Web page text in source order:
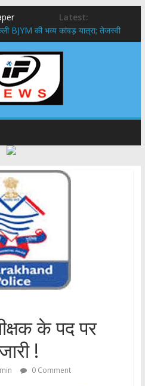
Latest:
BJYM की भव्य कांवड़ यात्रा; तेजस्वी
की कामना
AE और JE निलंबित, सीएम धामी के निर्देश
को कुल 146 करोड़ 32 लाख
ने उत्कृष्ट बुनकरों और हस्तशिल्प
को 60% तक सब्सिडी, गंगा एक्सप्रेसवे का
के पद पर
!
0 Comment